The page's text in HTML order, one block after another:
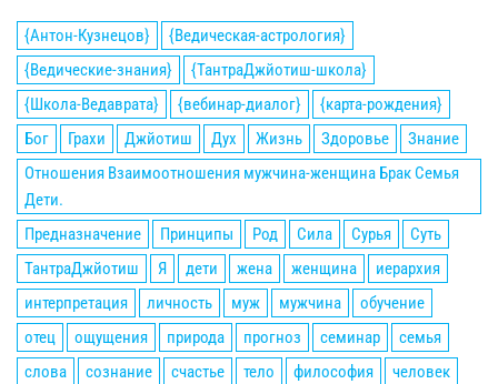
{Антон-Кузнецов}
{Ведическая-астрология}
{Ведические-знания}
{ТантраДжйотиш-школа}
{Школа-Ведаврата}
{вебинар-диалог}
{карта-рождения}
Бог
Грахи Джйотиш Дух Жизнь Здоровье
Знание
Отношения Взаимоотношения мужчина-женщина Брак Семья
Дети.
Предназначение
Принципы Род Сила Сурья
Суть
ТантраДжйотиш
Я дети жена женщина
иерархия
интерпретация
личность муж мужчина
обучение
отец
ощущения природа прогноз семинар
семья
слова
сознание счастье тело философия человек